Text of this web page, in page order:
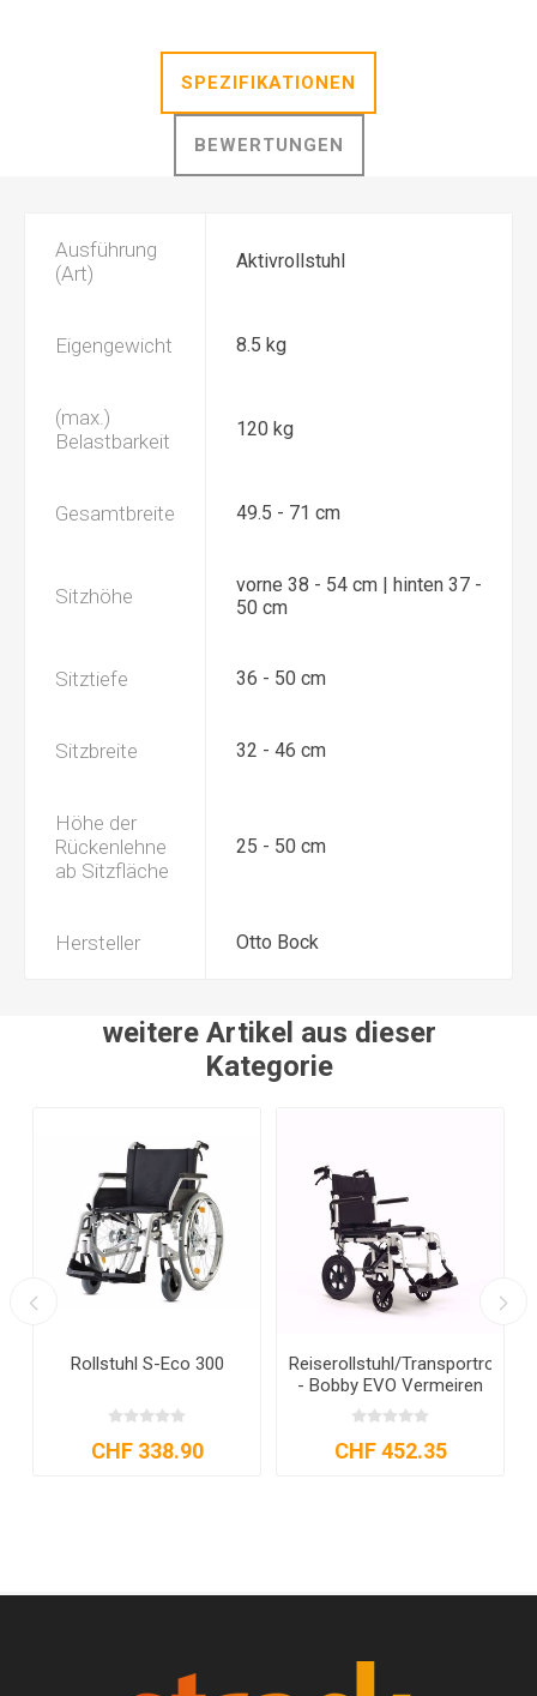
SPEZIFIKATIONEN
BEWERTUNGEN
Ausführung
(Art)
Aktivrollstuhl
Eigengewicht 8.5 kg
(max.)
Belastbarkeit
120 kg
Gesamtbreite 49.5 - 71 cm
Sitzhöhe
vorne 38 - 54 cm | hinten 37 -
50 cm
Sitztiefe 36 - 50 cm
Sitzbreite 32 - 46 cm
Höhe der
Rückenlehne
ab Sitzfläche
25 - 50 cm
Hersteller Otto Bock
weitere Artikel aus dieser
Kategorie
Rollstuhl S-Eco 300
CHF 338.90
Reiserollstuhl/
- Bobby EVO Vermeiren
CHF 452.35